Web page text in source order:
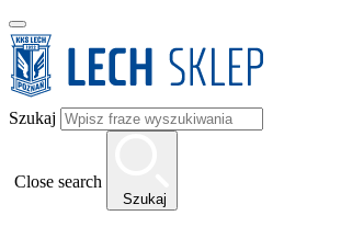
Szukaj
Close search
Szukaj